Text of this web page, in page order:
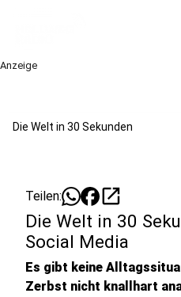
Anzeige
Die Welt in 30 Sekunden
Teilen: open_in_new
Die Welt in 30
Social Media
Es gibt keine
Zerbst nicht knallhart